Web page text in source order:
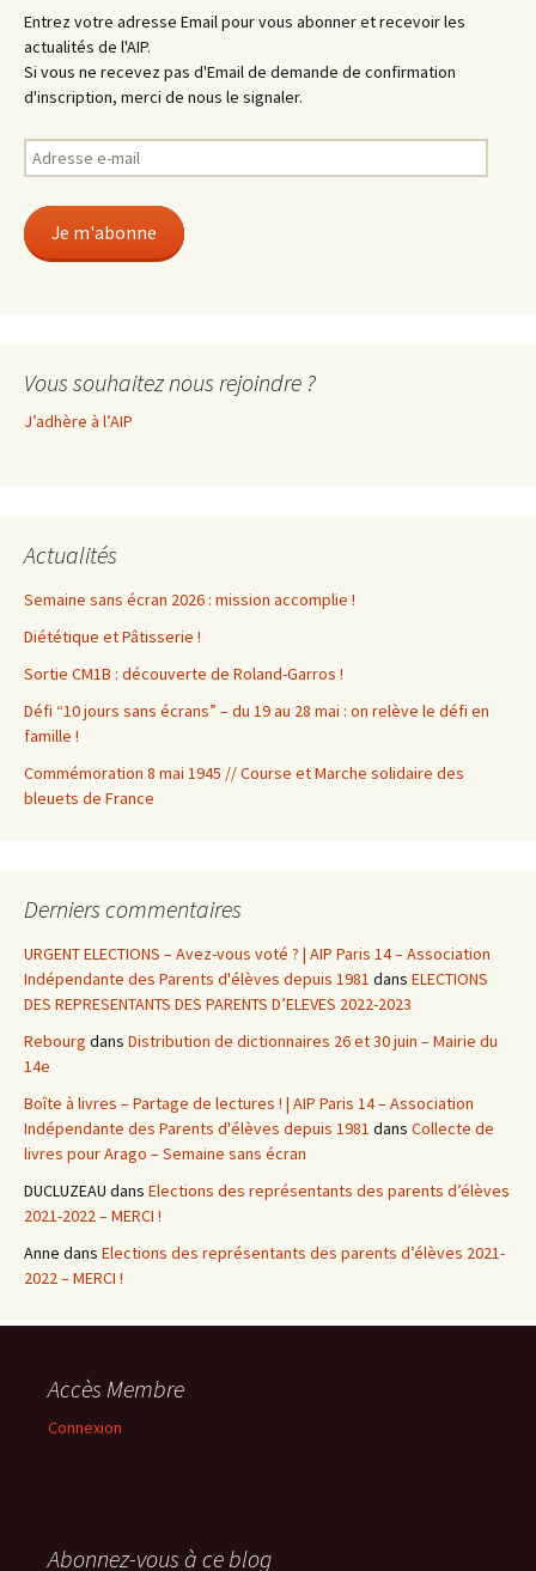
Entrez votre adresse Email pour vous abonner et recevoir les
actualités de l'AIP.
Si vous ne recevez pas d'Email de demande de confirmation
d'inscription, merci de nous le signaler.
Adresse
e-
Je m'abonne
Vous souhaitez nous rejoindre ?
J’adhère à l’AIP
Actualités
Semaine sans écran 2026 : mission accomplie !
Diététique et Pâtisserie !
Sortie CM1B : découverte de Roland-Garros !
Défi “10 jours sans écrans” – du 19 au 28 mai : on relève le défi en
famille !
Commémoration 8 mai 1945 // Course et Marche solidaire des
bleuets de France
Derniers commentaires
URGENT ELECTIONS – Avez-vous voté ? | AIP Paris 14 – Association
Indépendante des Parents d'élèves depuis 1981 dans ELECTIONS
DES REPRESENTANTS DES PARENTS D’ELEVES 2022-2023
Rebourg dans Distribution de dictionnaires 26 et 30 juin – Mairie du
14e
Boîte à livres – Partage de lectures ! | AIP Paris 14 – Association
Indépendante des Parents d'élèves depuis 1981 dans Collecte de
livres pour Arago – Semaine sans écran
DUCLUZEAU dans Elections des représentants des parents d’élèves
2021-2022 – MERCI !
Anne dans Elections des représentants des parents d’élèves 2021-
2022 – MERCI !
Accès Membre
Connexion
Abonnez-vous à ce blog